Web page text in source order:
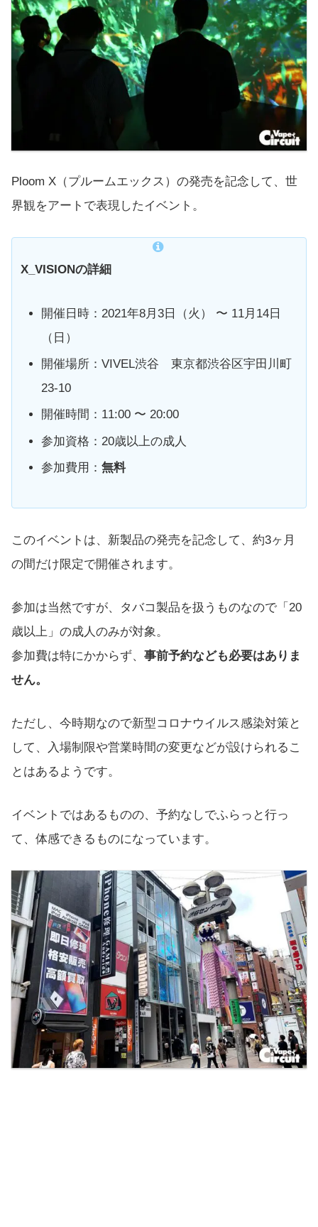
Ploom X（プルームエックス）の発売を記念して、世
界観をアートで表現したイベント。
X_VISIONの詳細
開催日時：2021年8月3日（火） 〜 11月14日
（日）
開催場所：VIVEL渋谷 東京都渋谷区宇田川町
23-10
開催時間：11:00 〜 20:00
参加資格：20歳以上の成人
参加費用：無料
このイベントは、新製品の発売を記念して、約3ヶ月
の間だけ限定で開催されます。
参加は当然ですが、タバコ製品を扱うものなので「20
歳以上」の成人のみが対象。
参加費は特にかからず、 事前予約なども必要はありま
せん。
ただし、今時期なので新型コロナウイルス感染対策と
して、入場制限や営業時間の変更などが設けられるこ
とはあるようです。
イベントではあるものの、予約なしでふらっと行っ
て、体感できるものになっています。